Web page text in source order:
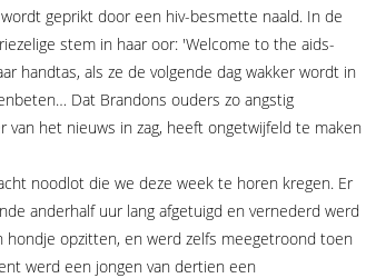
geprikt door een hiv-besmette naald. In de
stem in haar oor: 'Welcome to the aids-
handtas, als ze de volgende dag wakker wordt in
Dat Brandons ouders zo angstig
van het nieuws in zag, heeft ongetwijfeld te maken
noodlot die we deze week te horen kregen. Er
anderhalf uur lang afgetuigd en vernederd werd
opzitten, en werd zelfs meegetroond toen
werd een jongen van dertien een